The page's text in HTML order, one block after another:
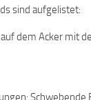
sind aufgelistet:
dem Acker mit
Schwebende